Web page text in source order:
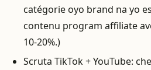
catégorie oyo brand na yo
contenu program affiliate
10‑20%.)
Scruta TikTok + YouTube: